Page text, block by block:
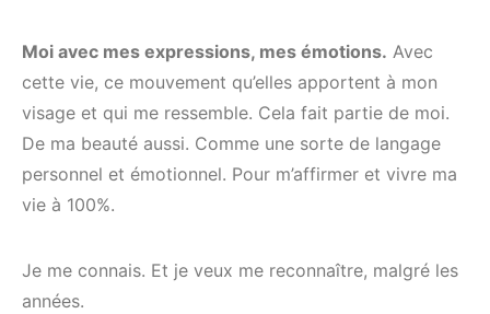
Moi avec mes expressions, mes émotions. Avec
cette vie, ce mouvement qu’elles apportent à mon
visage et qui me ressemble. Cela fait partie de moi.
De ma beauté aussi. Comme une sorte de langage
personnel et émotionnel. Pour m’affirmer et vivre ma
vie à 100%.
Je me connais. Et je veux me reconnaître, malgré les
années.